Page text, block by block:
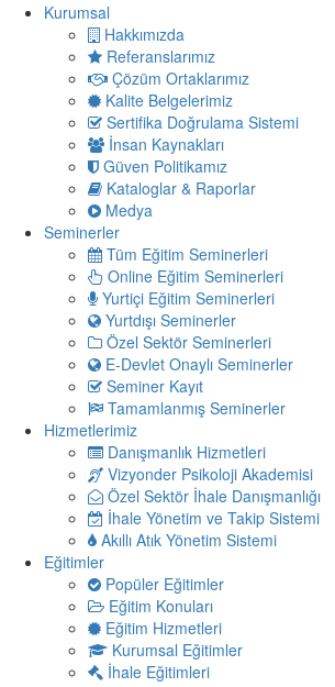
Kurumsal
Hakkımızda
Referanslarımız
Çözüm Ortaklarımız
Kalite Belgelerimiz
Sertifika Doğrulama Sistemi
İnsan Kaynakları
Güven Politikamız
Kataloglar & Raporlar
Medya
Seminerler
Tüm Eğitim Seminerleri
Online Eğitim Seminerleri
Yurtiçi Eğitim Seminerleri
Yurtdışı Seminerler
Özel Sektör Seminerleri
E-Devlet Onaylı Seminerler
Seminer Kayıt
Tamamlanmış Seminerler
Hizmetlerimiz
Danışmanlık Hizmetleri
Vizyonder Psikoloji Akademisi
Özel Sektör İhale Danışmanlığı
İhale Yönetim ve Takip Sistemi
Akıllı Atık Yönetim Sistemi
Eğitimler
Popüler Eğitimler
Eğitim Konuları
Eğitim Hizmetleri
Kurumsal Eğitimler
İhale Eğitimleri